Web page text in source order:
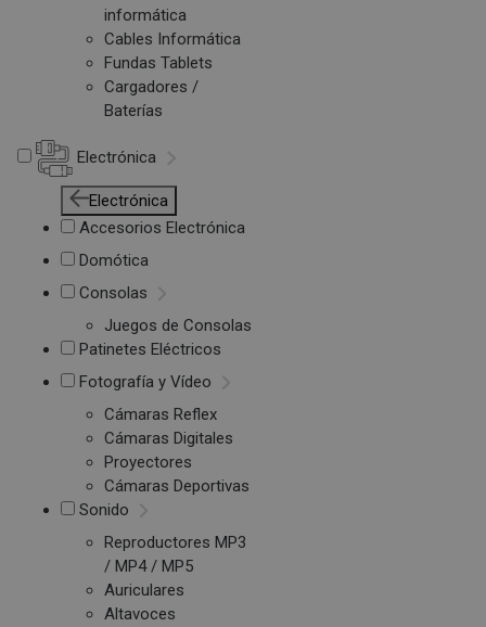
informática
Cables Informática
Fundas Tablets
Cargadores /
Baterías
Electrónica
Electrónica
Accesorios Electrónica
Domótica
Consolas
Juegos de Consolas
Patinetes Eléctricos
Fotografía y Vídeo
Cámaras Reflex
Cámaras Digitales
Proyectores
Cámaras Deportivas
Sonido
Reproductores MP3
/ MP4 / MP5
Auriculares
Altavoces